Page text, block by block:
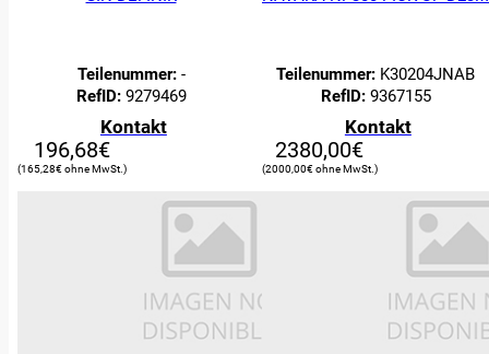
Teilenummer:-
RefID:9279469
Kontakt
196,68€
165,28€
Teilenummer: K30204JNAB
RefID:9367155
Kontakt
2380,00€
2000,00€